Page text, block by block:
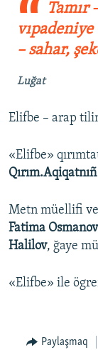
Tamır
– sahar,
Luğat
Elifbe – arap
«Elifbe»
Qırım.Aqiqatnıñ
Metn müellifi ve
Fatima
Halilov, ğaye
«Elifbe» ile
Paylaşmaq